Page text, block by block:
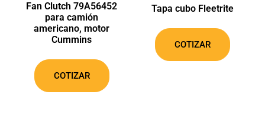
Fan Clutch 79A56452
para camión
americano, motor
Cummins
COTIZAR
Tapa cubo Fleetrite
COTIZAR